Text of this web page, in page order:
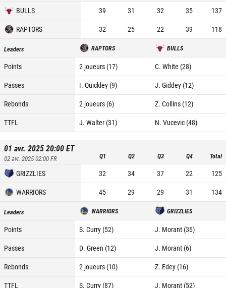
BULLS 39 31 32 35
137
RAPTORS
32 25 22 39 118
Leaders RAPTORS BULLS
Points 2 joueurs (17)
C. White (28)
Passes
I. Quickley (9)
J. Giddey (12)
Rebonds
2 joueurs (6)
Z. Collins (12)
TTFL
J. Walter (31) N. Vucevic (48)
01 avr. 2025 20:00ET
02 avr. 2025 02:00FR Q1 Q2 Q3 Q4 Total
GRIZZLIES 32 34 37 22
125
WARRIORS
45 29 29 31 134
Leaders WARRIORS GRIZZLIES
Points S. Curry (52)
J. Morant (36)
Passes
D. Green (12)
J. Morant (6)
Rebonds
2 joueurs (10)
Z. Edey (16)
TTFL
S. Curry (87) J. Morant (52)